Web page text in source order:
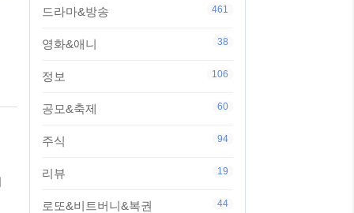
드라마&방송 461
영화&애니 38
정보 106
공모&축제 60
주식 94
리뷰 19
로또&비트버니&복권 44